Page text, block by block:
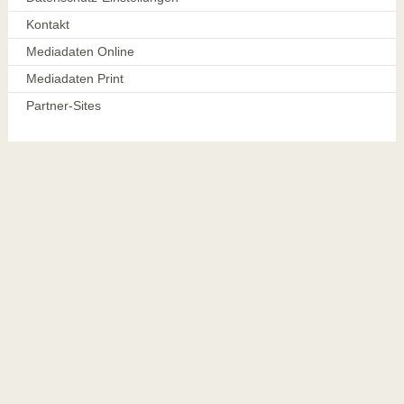
Kontakt
Mediadaten Online
Mediadaten Print
Partner-Sites